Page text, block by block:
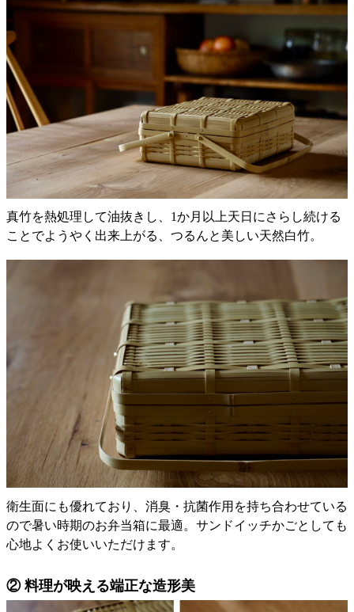
真竹を熱処理して油抜きし、1か月以上天日にさらし続ける
ことでようやく出来上がる、つるんと美しい天然白竹。
衛生面にも優れており、消臭・抗菌作用を持ち合わせている
ので暑い時期のお弁当箱に最適。サンドイッチかごとしても
心地よくお使いいただけます。
② 料理が映える端正な造形美